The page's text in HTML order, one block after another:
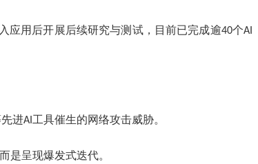
应用后开展后续研究与测试，目前已完成逾40个AI
进AI工具催生的网络攻击威胁。
是呈现爆发式迭代。